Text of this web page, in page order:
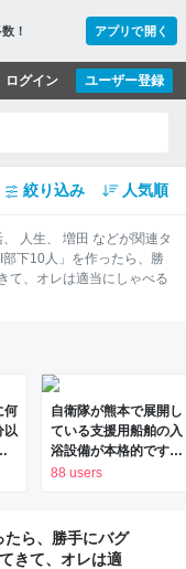
！ アプリで開く
ユーザー登録
ログイン
絞り込み 人気順
、 人生、 増田 などが関連タ
部下10人」を作ったら、勝
て、オレは適当にしゃべる
何
以
自衛隊が熊本で展開し
ている支援用船舶の入
浴設備が本格的ですご
い！→船の来歴を知る
ね」
88 users
ら、勝手にバグ
きて、オレは適